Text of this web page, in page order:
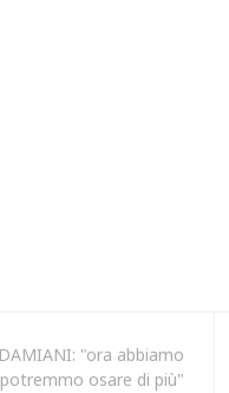
"ora abbiamo
osare di più"